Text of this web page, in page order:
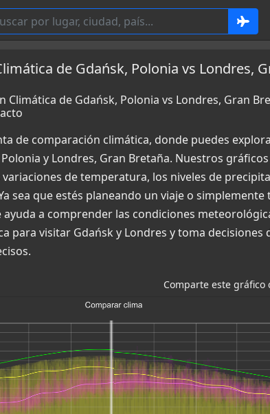
de Gdańsk, Polonia vs Londres,
de Gdańsk, Polonia vs Londres, Gran
de comparación climática, donde puedes
y Londres, Gran Bretaña. Nuestros
de temperatura, los niveles de
sea que estés planeando un viaje o
a comprender las condiciones
para visitar Gdańsk y Londres y toma decisiones
Comparte este gráfico